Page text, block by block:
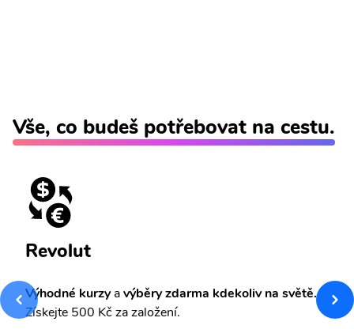
Vše, co budeš potřebovat na cestu.
Revolut
Výhodné kurzyavýběry zdarma kdekoliv na světě.
Získejte 500 Kč za založení.